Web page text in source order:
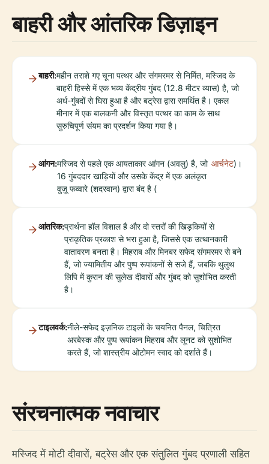
बाहरी और आंतरिक डिज़ाइन
बाहरी:महीन तराशे गए चूना पत्थर और संगमरमर से निर्मित, मस्जिद के
बाहरी हिस्से में एक भव्य केंद्रीय गुंबद (12.8 मीटर व्यास) है, जो
अर्ध-गुंबदों से घिरा हुआ है और बट्रेस द्वारा समर्थित है। एकल
मीनार में एक बालकनी और विस्तृत पत्थर का काम के साथ
सुरुचिपूर्ण संयम का प्रदर्शन किया गया है।
आंगन:मस्जिद से पहले एक आयताकार आंगन (अवलु) है, जो
16 गुंबददार खाड़ियों और उसके केंद्र में एक अलंकृत
वुज़ू फव्वारे (शदरवान) द्वारा बंद है (
आर्चनेट)।
आंतरिक:प्रार्थना हॉल विशाल है और दो स्तरों की खिड़कियों से
प्राकृतिक प्रकाश से भरा हुआ है, जिससे एक उत्थानकारी
वातावरण बनता है। मिहराब और मिनबर सफेद संगमरमर से बने
हैं, जो ज्यामितीय और पुष्प रूपांकनों से सजे हैं, जबकि थुलुथ
लिपि में कुरान की सुलेख दीवारों और गुंबद को सुशोभित करती
है।
टाइलवर्क:नीले-सफेद इज़निक टाइलों के चयनित पैनल, चित्रित
अरबेस्क और पुष्प रूपांकन मिहराब और लूनट को सुशोभित
करते हैं, जो शास्त्रीय ओटोमन स्वाद को दर्शाते हैं।
संरचनात्मक नवाचार
मस्जिद में मोटी दीवारों, बट्रेस और एक संतुलित गुंबद प्रणाली सहित